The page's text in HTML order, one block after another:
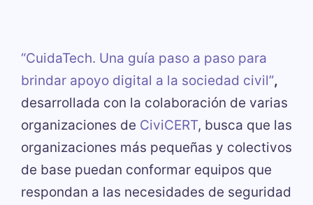
“CuidaTech. Una guía paso a paso para
brindar apoyo digital a la sociedad civil”,
desarrollada con la colaboración de varias
organizaciones de CiviCERT, busca que las
organizaciones más pequeñas y colectivos
de base puedan conformar equipos que
respondan a las necesidades de seguridad